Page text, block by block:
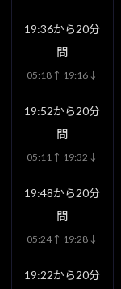
19:36から20分
間
05:18↑ 19:16↓
19:52から20分
間
05:11↑ 19:32↓
19:48から20分
間
05:24↑ 19:28↓
19:22から20分